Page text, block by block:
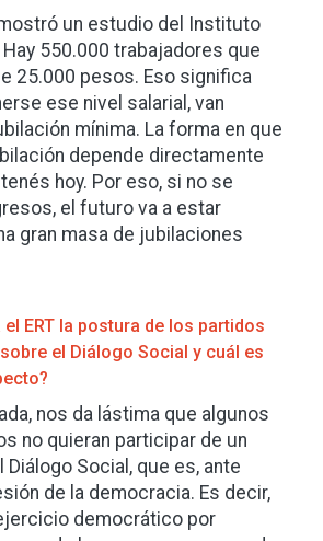
un estudio del Instituto
550.000 trabajadores que
25.000 pesos. Eso significa
ese nivel salarial, van
mínima. La forma en que
depende directamente
hoy. Por eso, si no se
el futuro va a estar
gran masa de jubilaciones
ERT la postura de los partidos
el Diálogo Social y cuál es
nos da lástima que algunos
no quieran participar de un
Social, que es, ante
de la democracia. Es decir,
democrático por